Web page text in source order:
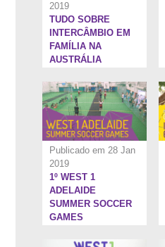
2019
TUDO SOBRE
INTERCÂMBIO EM
FAMÍLIA NA
AUSTRÁLIA
Publicado em 28 Jan
2019
13:2''
1º WEST 1
ADELAIDE
SUMMER SOCCER
GAMES